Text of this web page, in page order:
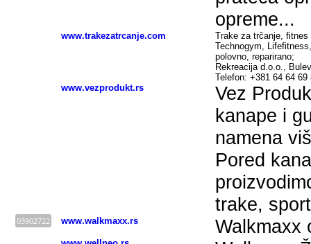
opreme...
www.trakezatrcanje.com
Trake za trčanje,
Technogym,
polovno, reparirano;
Rekreacija d.o.o.,
Telefon: +381 64 64 69
www.vezprodukt.rs
Vez
kanape i
namena
Pored
trake,
03902722 www.walkmaxx.rs Walkmaxx